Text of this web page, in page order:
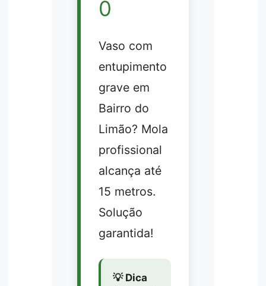
0
Vaso com
entupimento
grave em
Bairro do
Limão? Mola
profissional
alcança até
15 metros.
Solução
garantida!
💡 Dica